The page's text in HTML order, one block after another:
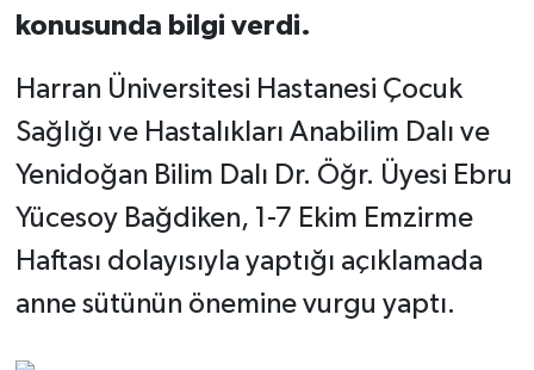
konusunda bilgi verdi.
Harran Üniversitesi Hastanesi Çocuk
Sağlığı ve Hastalıkları Anabilim Dalı ve
Yenidoğan Bilim Dalı Dr. Öğr. Üyesi Ebru
Yücesoy Bağdiken, 1-7 Ekim Emzirme
Haftası dolayısıyla yaptığı açıklamada
anne sütünün önemine vurgu yaptı.